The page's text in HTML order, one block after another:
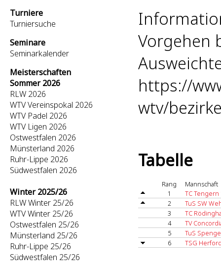
Turniere
Turniersuche
Seminare
Seminarkalender
Meisterschaften
Sommer 2026
RLW 2026
WTV Vereinspokal 2026
WTV Padel 2026
WTV Ligen 2026
Ostwestfalen 2026
Münsterland 2026
Ruhr-Lippe 2026
Südwestfalen 2026
Winter 2025/26
RLW Winter 25/26
WTV Winter 25/26
Ostwestfalen 25/26
Münsterland 25/26
Ruhr-Lippe 25/26
Südwestfalen 25/26
Vorgehen
https://
wtv/
Tabelle
Rang
Mannschaft
1
TC Tengern
2
TuS SW
3
TC
4
TV
5
TuS
6
TSG